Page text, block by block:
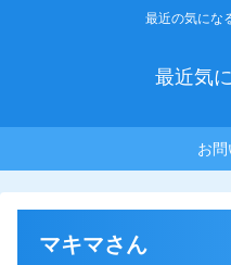
最近の気にな
最近気
お
マキマさん